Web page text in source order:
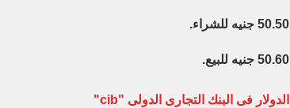
50.50 جنيه للشراء.
50.60 جنيه للبيع.
الدولار فى البنك التجارى الدولى "cib"